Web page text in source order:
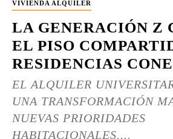
VIVIENDA ALQUILER
LA GENERACIÓN Z
EL PISO
RESIDENCIAS
EL ALQUILER
UNA TRANSFORMACIÓN
NUEVAS PRIORIDADES
HABITACIONALES....